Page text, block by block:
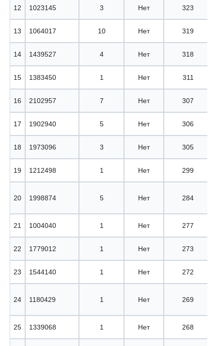
12 1023145 3 Нет 323
13 1064017 10 Нет 319
14 1439527 4 Нет 318
15 1383450 1 Нет 311
16 2102957 7 Нет 307
17 1902940 5 Нет 306
18 1973096 3 Нет 305
19 1212498 1 Нет 299
20 1998874 5 Нет 284
21 1004040 1 Нет 277
22 1779012 1 Нет 273
23 1544140 1 Нет 272
24 1180429 1 Нет 269
25 1339068 1 Нет 268